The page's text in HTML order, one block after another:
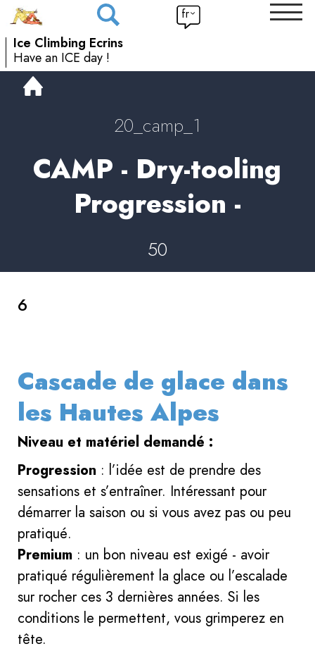
Ice Climbing Ecrins
Have an ICE day !
fr
20_camp_1
CAMP - Dry-tooling
Progression -
50
6
Cascade de glace dans
les Hautes Alpes
Niveau et matériel demandé :
Progression : l’idée est de prendre des
sensations et s’entraîner. Intéressant pour
démarrer la saison ou si vous avez pas ou peu
pratiqué.
Premium : un bon niveau est exigé - avoir
pratiqué régulièrement la glace ou l’escalade
sur rocher ces 3 dernières années. Si les
conditions le permettent, vous grimperez en
tête.